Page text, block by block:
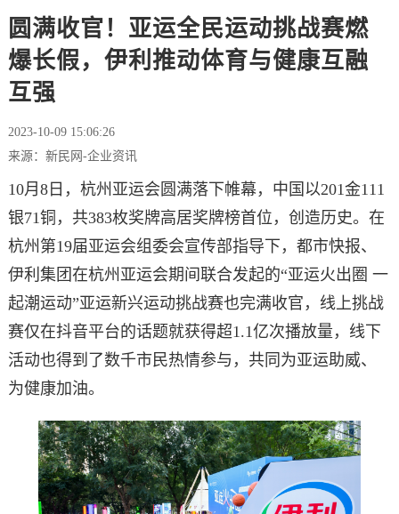
圆满收官！亚运全民运动挑战赛燃
爆长假，伊利推动体育与健康互融
互强
2023-10-09 15:06:26
来源：新民网-企业资讯
10月8日，杭州亚运会圆满落下帷幕，中国以201金111
银71铜，共383枚奖牌高居奖牌榜首位，创造历史。在
杭州第19届亚运会组委会宣传部指导下，都市快报、
伊利集团在杭州亚运会期间联合发起的“亚运火出圈 一
起潮运动”亚运新兴运动挑战赛也完满收官，线上挑战
赛仅在抖音平台的话题就获得超1.1亿次播放量，线下
活动也得到了数千市民热情参与，共同为亚运助威、
为健康加油。